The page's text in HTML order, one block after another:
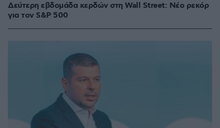
Δεύτερη εβδομάδα κερδών στη Wall Street: Νέο ρεκόρ
για τον S&P 500